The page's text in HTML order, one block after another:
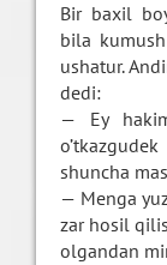
Bir baxil
bila
ushatur.
dedi:
— Ey
shuncha
— Menga
zar hosil
olgandan